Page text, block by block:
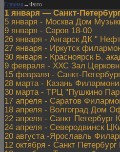
Главная →Фото
1 января — Санкт-
5 января - Москва Дом
9 января - Саров 18-00
26 января - Ангарск ДК "
27 января - Иркутск
30 января - Красноярск Б.
9 февраля - ХХС Зал
15 февраля - Санкт-
28 марта - Казань
30 марта - ТРЦ "Пушкино
17 апреля - Саратов
18 апреля - Волгоград Дом
22 апреля - Санкт Петербург
24 апреля - Северодвинск
20 августа -Ярославль
12 октября - Санкт